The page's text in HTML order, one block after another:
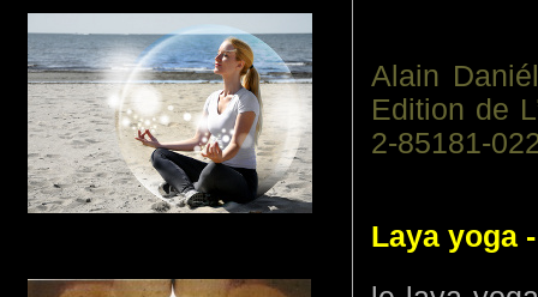
Alain
Edition de
2-85181-
Laya yoga